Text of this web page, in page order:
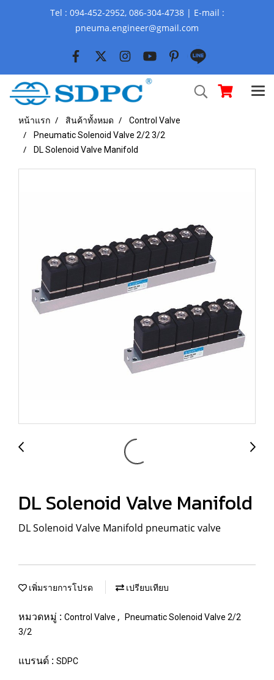
Tel : 094-452-2952, 086-304-4738 | E-mail :
pneuma.engineer@gmail.com
หน้าแรก สินค้าทั้งหมด
Control Valve
Pneumatic Solenoid Valve 2/2 3/2
DL Solenoid Valve Manifold
DL Solenoid Valve Manifold
DL Solenoid Valve Manifold pneumatic valve
เพิ่มรายการโปรด เปรียบเทียบ
หมวดหมู่ : Control Valve ,
Pneumatic Solenoid Valve 2/2
3/2
แบรนด์ : SDPC